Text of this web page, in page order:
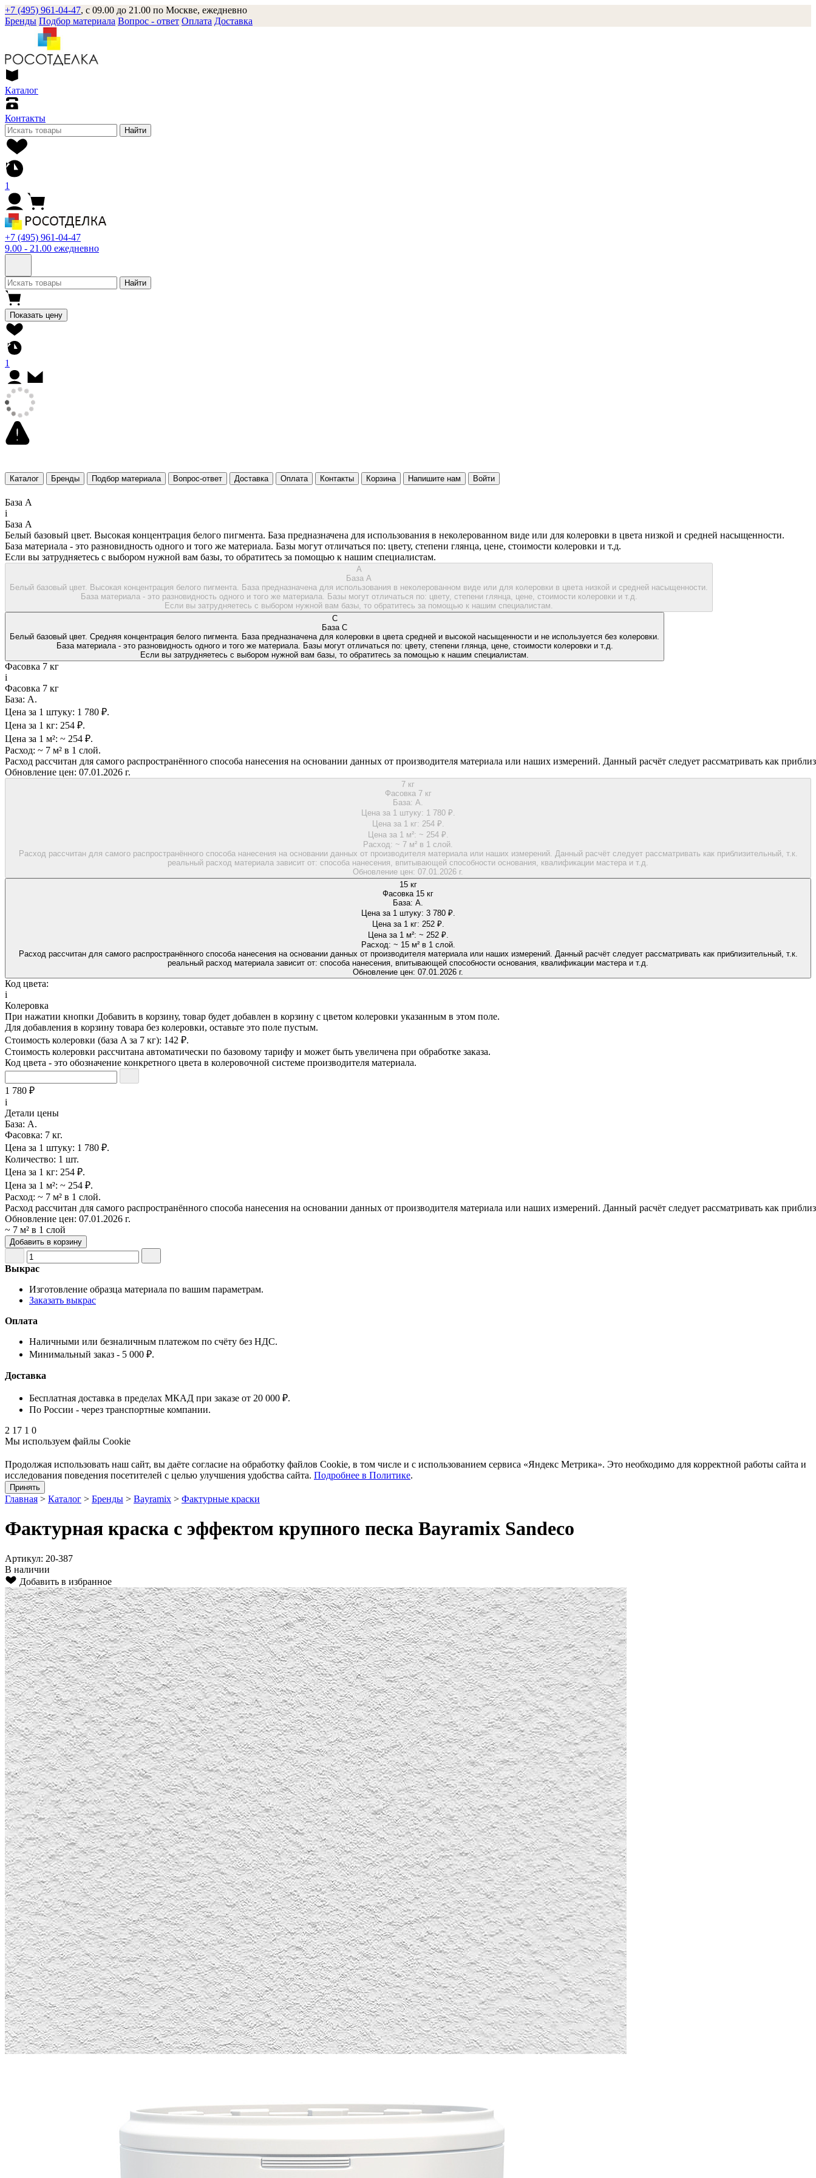
+7 (495) 961-04-47, с 09.00 до 21.00 по Москве, ежедневно
Бренды Подбор материала Вопрос - ответ Оплата Доставка
Каталог
Контакты
Найти
1
+7 (495) 961-04-47
9.00 - 21.00 ежедневно
Найти
Показать цену
1
Каталог Бренды Подбор материала Вопрос-ответ Доставка Оплата Контакты Корзина Напишите нам Войти
База A
i
База A
Белый базовый цвет. Высокая концентрация белого пигмента. База предназначена для использования в неколерованном виде или для колеровки в цвета низкой и средней насыщенности.
База материала - это разновидность одного и того же материала. Базы могут отличаться по: цвету, степени глянца, цене, стоимости колеровки и т.д.
Если вы затрудняетесь с выбором нужной вам базы, то обратитесь за помощью к нашим специалистам.
A
База A
Белый базовый цвет. Высокая концентрация белого пигмента. База предназначена для использования в неколерованном виде или для колеровки в цвета низкой и средней насыщенности.
База материала - это разновидность одного и того же материала. Базы могут отличаться по: цвету, степени глянца, цене, стоимости колеровки и т.д.
Если вы затрудняетесь с выбором нужной вам базы, то обратитесь за помощью к нашим специалистам.
C
База C
Белый базовый цвет. Средняя концентрация белого пигмента. База предназначена для колеровки в цвета средней и высокой насыщенности и не используется без колеровки.
База материала - это разновидность одного и того же материала. Базы могут отличаться по: цвету, степени глянца, цене, стоимости колеровки и т.д.
Если вы затрудняетесь с выбором нужной вам базы, то обратитесь за помощью к нашим специалистам.
Фасовка 7 кг
i
Фасовка 7 кг
База: A.
Цена за 1 штуку: 1 780 ₽.
Цена за 1 кг: 254 ₽.
Цена за 1 м²: ~ 254 ₽.
Расход: ~ 7 м² в 1 слой.
Расход рассчитан для самого распространённого способа нанесения на основании данных от производителя материала или наших измерений. Данный расчёт следует рассматривать как
Обновление цен: 07.01.2026 г.
7 кг
Фасовка 7 кг
База: A.
Цена за 1 штуку: 1 780 ₽.
Цена за 1 кг: 254 ₽.
Цена за 1 м²: ~ 254 ₽.
Расход: ~ 7 м² в 1 слой.
Расход рассчитан для самого распространённого способа нанесения на основании данных от производителя материала или наших измерений. Данный расчёт следует рассматривать как приблизительный, т.к.
реальный расход материала зависит от: способа нанесения, впитывающей способности основания, квалификации мастера и т.д.
Обновление цен: 07.01.2026 г.
15 кг
Фасовка 15 кг
База: A.
Цена за 1 штуку: 3 780 ₽.
Цена за 1 кг: 252 ₽.
Цена за 1 м²: ~ 252 ₽.
Расход: ~ 15 м² в 1 слой.
Расход рассчитан для самого распространённого способа нанесения на основании данных от производителя материала или наших измерений. Данный расчёт следует рассматривать как приблизительный, т.к.
реальный расход материала зависит от: способа нанесения, впитывающей способности основания, квалификации мастера и т.д.
Обновление цен: 07.01.2026 г.
Код цвета:
i
Колеровка
При нажатии кнопки Добавить в корзину, товар будет добавлен в корзину с цветом колеровки указанным в этом поле.
Для добавления в корзину товара без колеровки, оставьте это поле пустым.
Стоимость колеровки (база A за 7 кг): 142 ₽.
Стоимость колеровки рассчитана автоматически по базовому тарифу и может быть увеличена при обработке заказа.
Код цвета - это обозначение конкретного цвета в колеровочной системе производителя материала.
1 780 ₽
i
Детали цены
База: A.
Фасовка: 7 кг.
Цена за 1 штуку: 1 780 ₽.
Количество: 1 шт.
Цена за 1 кг: 254 ₽.
Цена за 1 м²: ~ 254 ₽.
Расход: ~ 7 м² в 1 слой.
Расход рассчитан для самого распространённого способа нанесения на основании данных от производителя материала или наших измерений. Данный расчёт следует рассматривать как
Обновление цен: 07.01.2026 г.
~ 7 м² в 1 слой
Добавить в корзину
Выкрас
Изготовление образца материала по вашим параметрам.
Заказать выкрас
Оплата
Наличными или безналичным платежом по счёту без НДС.
Минимальный заказ - 5 000 ₽.
Доставка
Бесплатная доставка в пределах МКАД при заказе от 20 000 ₽.
По России - через транспортные компании.
2 17 1 0
Мы используем файлы Cookie
Продолжая использовать наш cайт, вы даёте согласие на обработку файлов Cookie, в том числе и с использованием сервиса «Яндекс Метрика». Это необходимо для корректной работы сайта и
исследования поведения посетителей с целью улучшения удобства сайта. Подробнее в Политике.
Принять
Главная > Каталог > Бренды > Bayramix > Фактурные краски
Фактурная краска с эффектом крупного песка Bayramix Sandeco
Артикул: 20-387
В наличии
Добавить в избранное